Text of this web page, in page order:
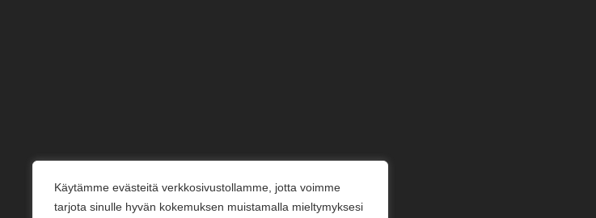
Käytämme evästeitä verkkosivustollamme, jotta voimme
tarjota sinulle hyvän kokemuksen muistamalla mieltymyksesi